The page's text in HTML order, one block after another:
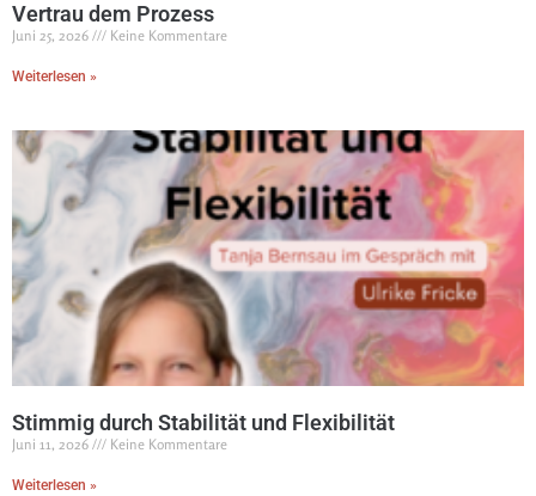
Vertrau dem Prozess
Juni 25, 2026 Keine Kommentare
Weiterlesen »
Stimmig durch Stabilität und Flexibilität
Juni 11, 2026 Keine Kommentare
Weiterlesen »